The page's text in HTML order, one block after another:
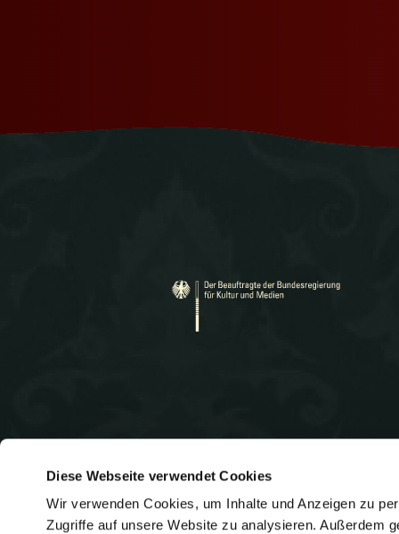
Diese Webseite verwendet Cookies
Wir verwenden Cookies, um Inhalte und Anzeigen zu
Zugriffe auf unsere Website zu analysieren. Außerdem
Heidelberger Straße 131